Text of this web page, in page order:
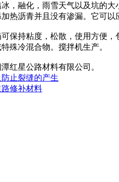
融化，雨雪天气以及坑的大小
热沥青并且没有渗漏。它可
持粘度，松散，使用方便，
殊冷混合物。搅拌机生产。
红星公路材料有限公司。
止裂缝的产生
修补材料